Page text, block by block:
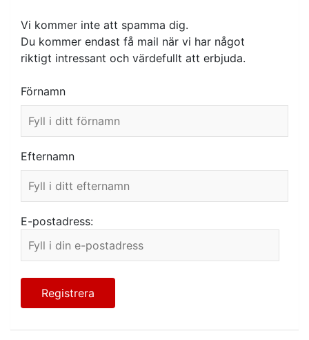
Vi kommer inte att spamma dig.
Du kommer endast få mail när vi har något
riktigt intressant och värdefullt att erbjuda.
Förnamn
Efternamn
E-postadress: